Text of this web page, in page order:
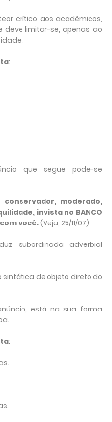
crítico aos acadêmicos,
deve limitar-se, apenas, ao
:
que segue pode-se
moderado,
invista no BANCO
com você.(Veja, 25/11/07)
subordinada adverbial
sintática de objeto direto do
está na sua forma
: